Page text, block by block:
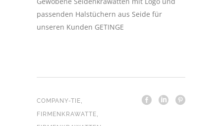
passenden Halstüchern aus Seide für
unseren Kunden GETINGE
COMPANY-TIE
FIRMENKRAWATTE